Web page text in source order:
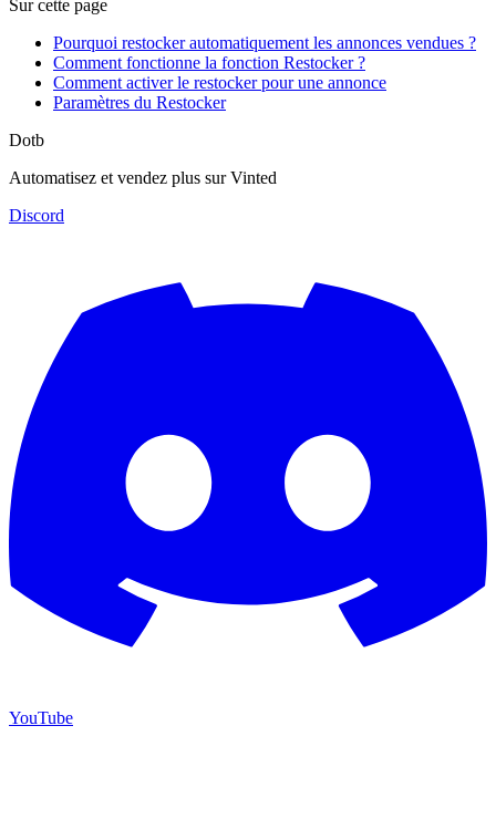
Sur cette page
Pourquoi restocker automatiquement les annonces vendues ?
Comment fonctionne la fonction Restocker ?
Comment activer le restocker pour une annonce
Paramètres du Restocker
Dotb
Automatisez et vendez plus sur Vinted
Discord
YouTube